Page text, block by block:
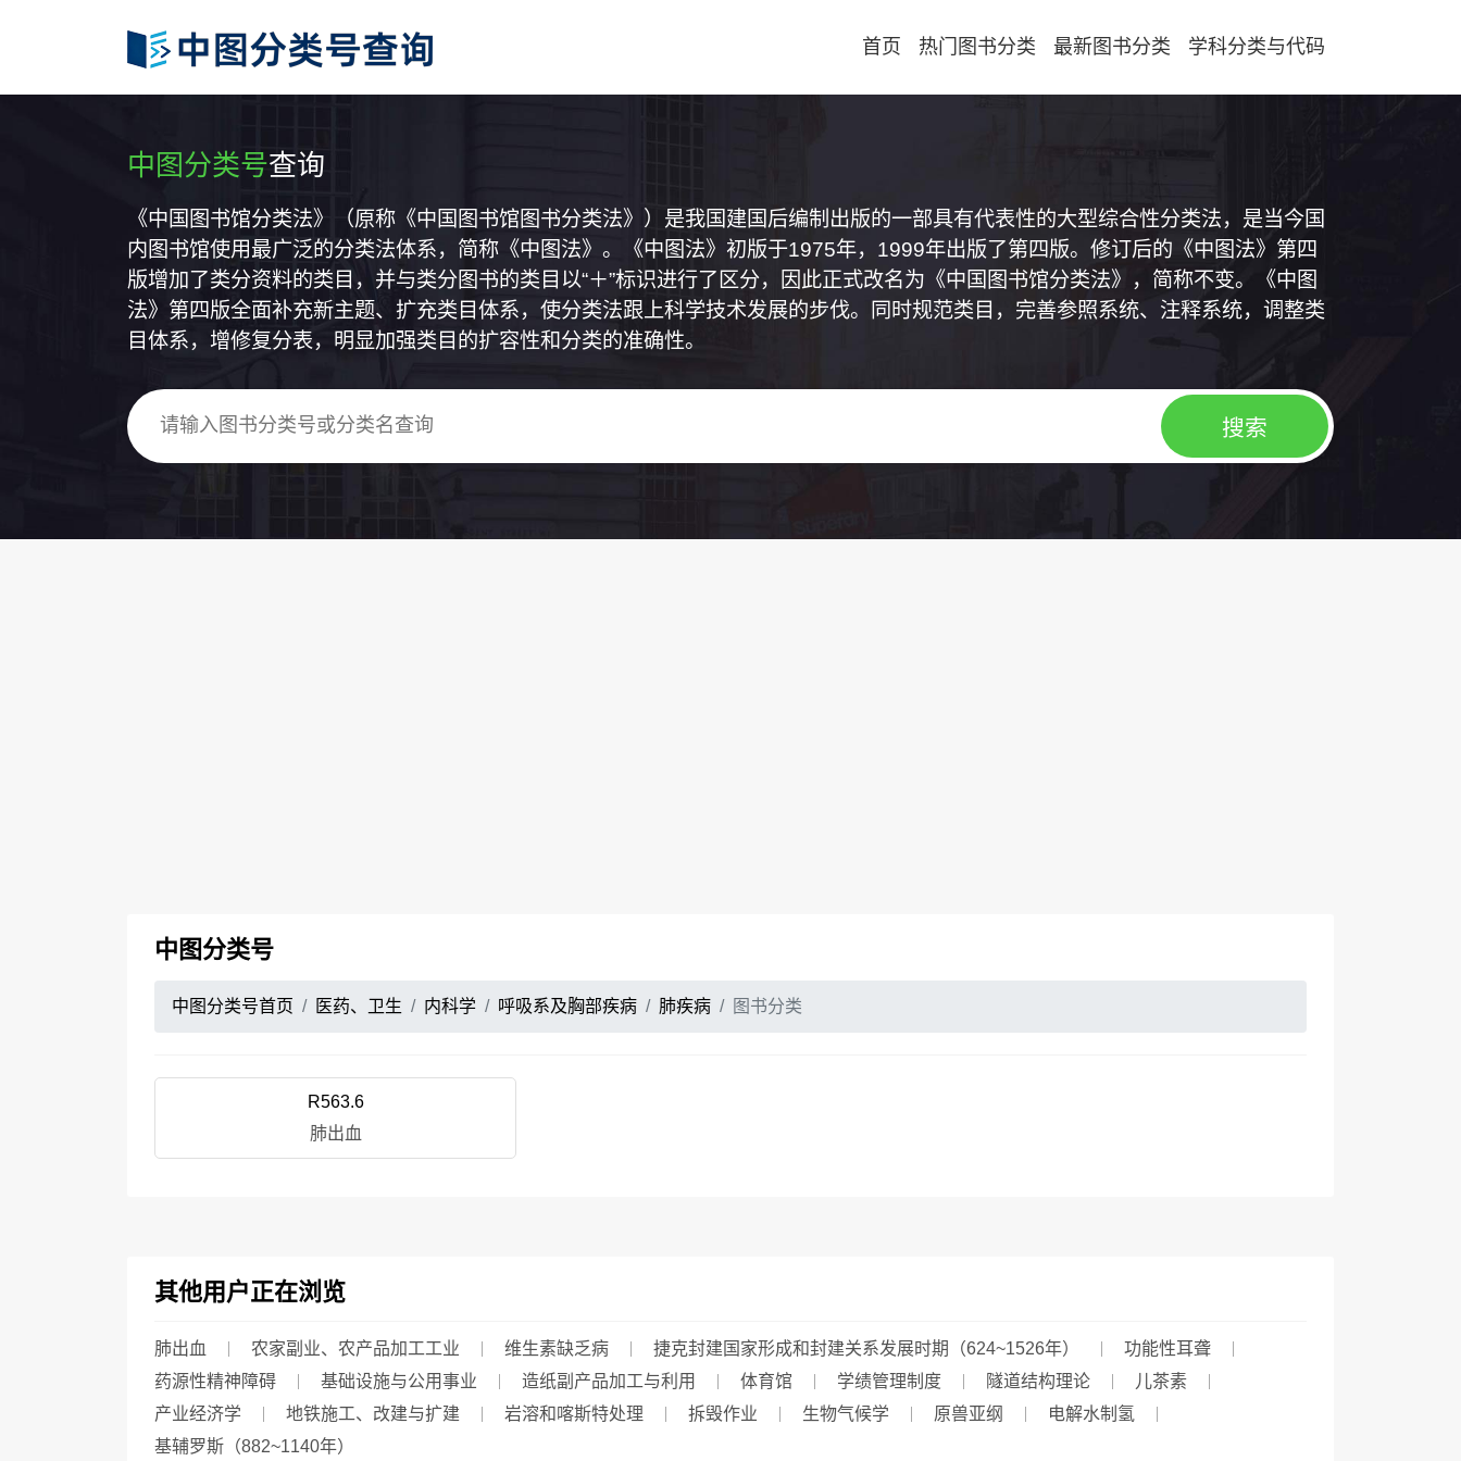
首页 热门图书分类 最新图书分类 学科分类与代码
中图分类号查询
《中国图书馆分类法》（原称《中国图书馆图书分类法》）是我国建国后编制出版的一部具有代表性的大型综合性分类法，是当今国
内图书馆使用最广泛的分类法体系，简称《中图法》。《中图法》初版于1975年，1999年出版了第四版。修订后的《中图法》第四
版增加了类分资料的类目，并与类分图书的类目以“＋”标识进行了区分，因此正式改名为《中国图书馆分类法》，简称不变。《中图
法》第四版全面补充新主题、扩充类目体系，使分类法跟上科学技术发展的步伐。同时规范类目，完善参照系统、注释系统，调整类
目体系，增修复分表，明显加强类目的扩容性和分类的准确性。
中图分类号
中图分类号首页 医药、卫生 内科学 呼吸系及胸部疾病 肺疾病 图书分类
R563.6
肺出血
其他用户正在浏览
肺出血 农家副业、农产品加工工业 维生素缺乏病 捷克封建国家形成和封建关系发展时期（624~1526年）
功能性耳聋
药源性精神障碍
基础设施与公用事业 造纸副产品加工与利用 体育馆 学绩管理制度 隧道结构理论
儿茶素
产业经济学
地铁施工、改建与扩建 岩溶和喀斯特处理 拆毁作业 生物气候学 原兽亚纲
电解水制氢
基辅罗斯（882~1140年）